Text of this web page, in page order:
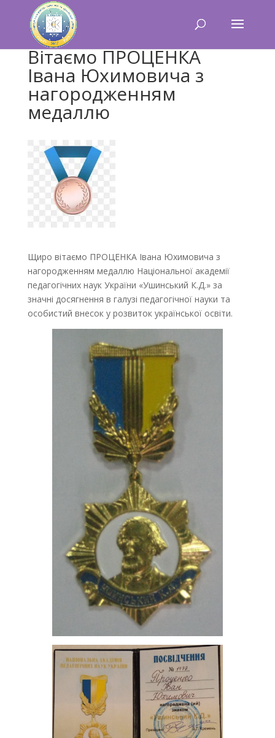
Вітаємо ПРОЦЕНКА
Івана Юхимовича з
нагородженням
медаллю
Щиро вітаємо ПРОЦЕНКА Івана Юхимовича з
нагородженням медаллю Національної академії
педагогічних наук України «Ушинський К.Д.» за
значні досягнення в галузі педагогічної науки та
особистий внесок у розвиток української освіти.